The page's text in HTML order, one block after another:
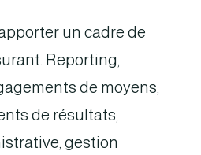
un cadre de
Reporting,
de moyens,
de résultats,
gestion